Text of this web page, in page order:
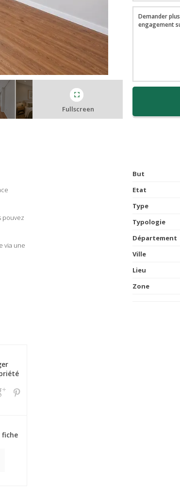
Fullscreen
pouvez
via une
But
Etat
Type
Typologie
Département
Ville
Lieu
Zone